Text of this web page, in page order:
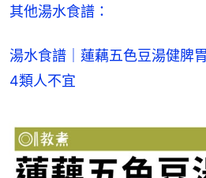
其他湯水食譜：
湯水食譜｜蓮藕五色豆湯健脾
4類人不宜